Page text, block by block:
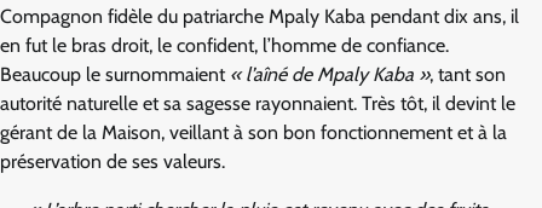
Compagnon fidèle du patriarche Mpaly Kaba pendant dix ans, il
en fut le bras droit, le confident, l’homme de confiance.
Beaucoup le surnommaient « l’aîné de Mpaly Kaba », tant son
autorité naturelle et sa sagesse rayonnaient. Très tôt, il devint le
gérant de la Maison, veillant à son bon fonctionnement et à la
préservation de ses valeurs.